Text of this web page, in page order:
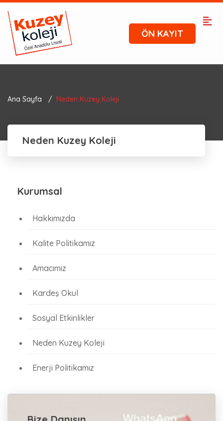
ÖN KAYIT
Ana Sayfa Neden Kuzey Koleji
Neden Kuzey Koleji
Kurumsal
Hakkımızda
Kalite Politikamız
Amacımız
Kardeş Okul
Sosyal Etkinlikler
Neden Kuzey Koleji
Enerji Politikamız